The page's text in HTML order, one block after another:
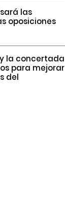
las
oposiciones
la concertada
para mejorar
del